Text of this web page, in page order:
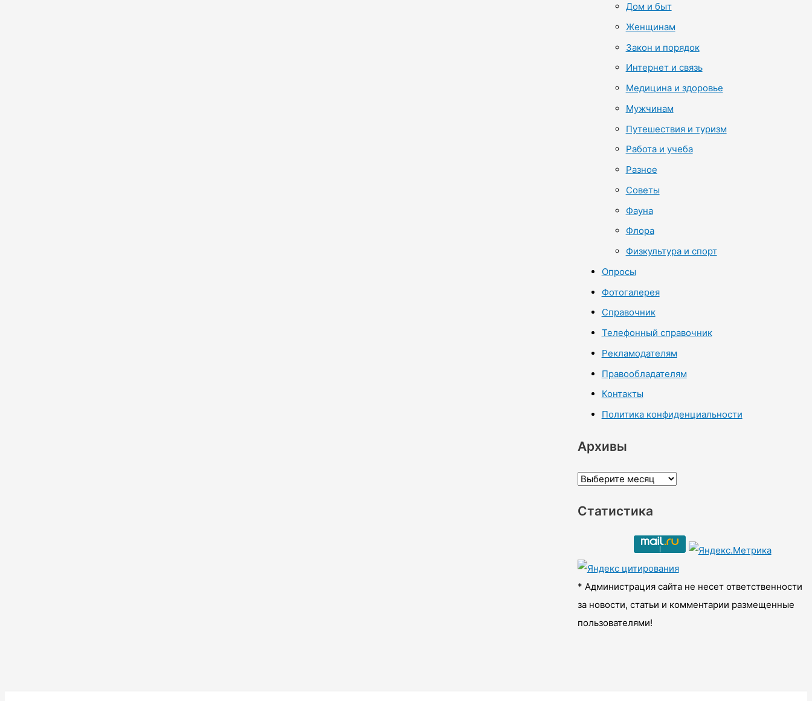
Дом и быт
Женщинам
Закон и порядок
Интернет и связь
Медицина и здоровье
Мужчинам
Путешествия и туризм
Работа и учеба
Разное
Советы
Фауна
Флора
Физкультура и спорт
Опросы
Фотогалерея
Справочник
Телефонный справочник
Рекламодателям
Правообладателям
Контакты
Политика конфиденциальности
Архивы
А
х
ы
Статистика
* Администрация сайта не несет ответственности
за новости, статьи и комментарии размещенные
пользователями!